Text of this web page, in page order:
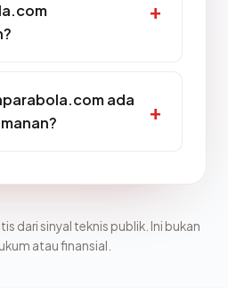
ada
dari sinyal teknis publik. Ini bukan
atau finansial.